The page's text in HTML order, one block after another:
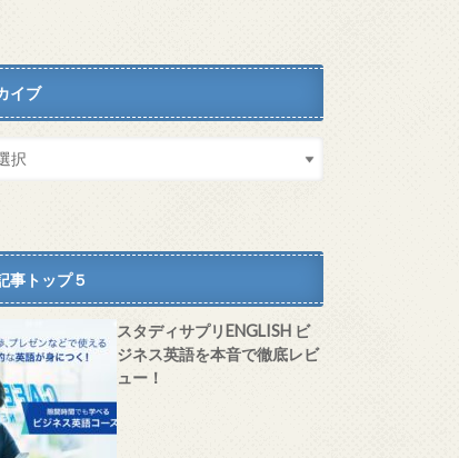
イブ
事トップ５
スタディサプリENGLISH ビ
ジネス英語を本音で徹底レビ
ュー！